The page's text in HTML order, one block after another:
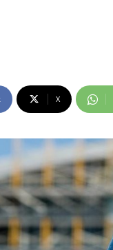
X